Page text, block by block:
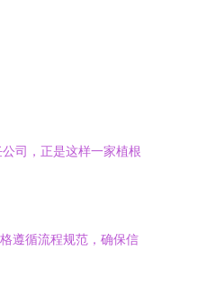
司，正是这样一家植根
遵循流程规范，确保信